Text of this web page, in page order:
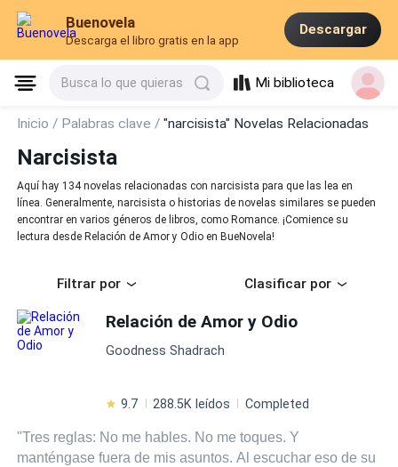
Buenovela
Descarga el libro gratis en la app
Descargar
Busca lo que quieras Mi biblioteca
Inicio / Palabras clave /"narcisista" Novelas Relacionadas
Narcisista
Aquí hay 134 novelas relacionadas con narcisista para que las lea en
línea. Generalmente, narcisista o historias de novelas similares se pueden
encontrar en varios géneros de libros, como Romance. ¡Comience su
lectura desde Relación de Amor y Odio en BueNovela!
Filtrar por Clasificar por
Relación de Amor y Odio
Goodness Shadrach
9.7 288.5K leídos Completed
"Tres reglas: No me hables. No me toques. Y
manténgase fuera de mis asuntos. Al escuchar eso de su